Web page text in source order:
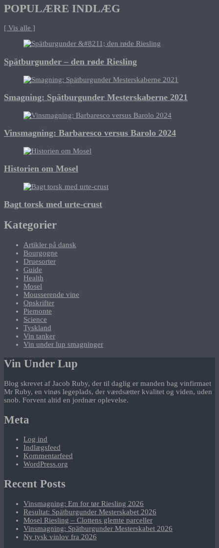
POPULÆRE INDLÆG
[ Vis alle ]
Spätburgunder – den røde Riesling
Smagning: Spätburgunder Mesterskaberne 2021
Vinsmagning: Barbaresco versus Barolo 2024
Historien om Mosel
Bagt torsk med urte-crust
Kategorier
Artikler på dansk
Bourgogne
Druesorter
Guide
Health
Mosel
Mousserende vine
Opskrifter
Piemonte
Science
Tyskland
Vin tanker
Vin under lup smagninger
Vin Under Lup
Blog skrevet af Jacob Ruby, der til daglig er manden bag vinfirmaet
Mr Ruby, en vinøs legeplads, der værdsætter kvalitet og viden, uden
snob. Forvent altid en jordnær oplevelse.
Meta
Log ind
Indlægsfeed
Kommentarfeed
WordPress.org
Recent Posts
Vinsmagning: Em for tør Riesling 2026
Resultat: Spätburgunder Mesterskabet 2026
Mosel Riesling – Clottens glemte parceller
Vinsmagning: Spätburgunder Mesterskabet 2026
Ny tysk vinlov fra 2026